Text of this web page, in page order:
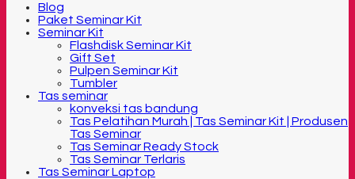
Blog
Paket Seminar Kit
Seminar Kit
Flashdisk Seminar Kit
Gift Set
Pulpen Seminar Kit
Tumbler
Tas seminar
konveksi tas bandung
Tas Pelatihan Murah | Tas Seminar Kit | Produsen
Tas Seminar
Tas Seminar Ready Stock
Tas Seminar Terlaris
Tas Seminar Laptop